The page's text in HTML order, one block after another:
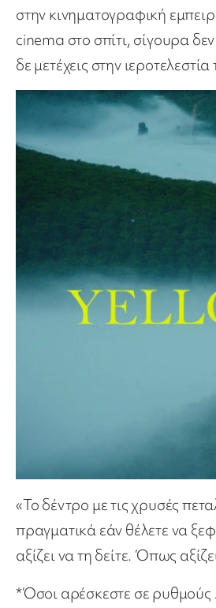
στην κινηματογραφική
cinema στο σπίτι, σίγουρα
δε μετέχεις στην
«Το δέντρο με τις χρυσές
πραγματικά εάν θέλετε να
αξίζει να τη δείτε. Όπως
*Όσοι αρέσκεστε σε